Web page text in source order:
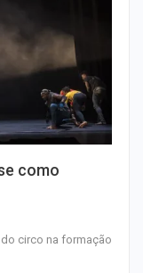
como
circo na formação